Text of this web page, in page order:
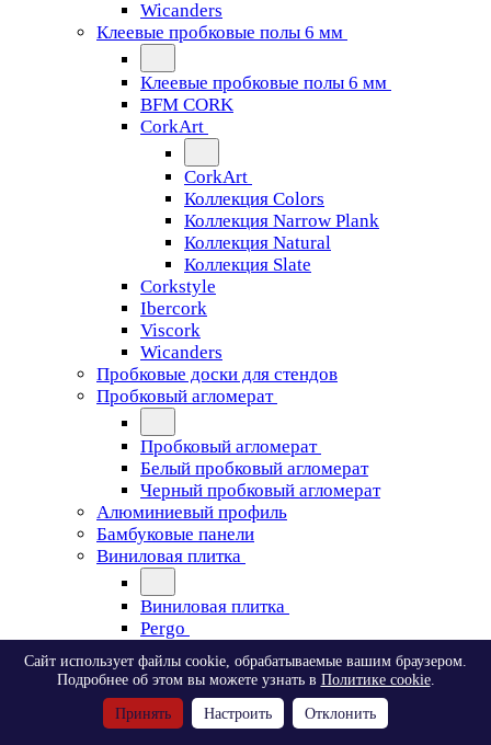
Wicanders
Клеевые пробковые полы 6 мм
Клеевые пробковые полы 6 мм
BFM CORK
CorkArt
CorkArt
Коллекция Colors
Коллекция Narrow Plank
Коллекция Natural
Коллекция Slate
Corkstyle
Ibercork
Viscork
Wicanders
Пробковые доски для стендов
Пробковый агломерат
Пробковый агломерат
Белый пробковый агломерат
Черный пробковый агломерат
Алюминиевый профиль
Бамбуковые панели
Виниловая плитка
Виниловая плитка
Pergo
Pergo
Classic Plank Optimum Glue
Modern Plank Optimum Glue
Сайт использует файлы cookie, обрабатываемые вашим браузером.
Подробнее об этом вы можете узнать в Политике cookie.
Принять Настроить Отклонить